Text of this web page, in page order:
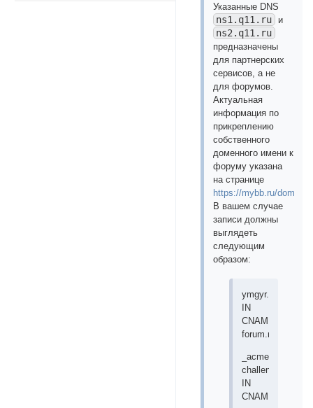
Указанные DNS
ns1.q11.ru и
ns2.q11.ru
предназначены
для партнерских
сервисов, а не
для форумов.
Актуальная
информация по
прикреплению
собственного
доменного имени к
форуму указана
на странице
https://mybb.ru/domain
В вашем случае
записи должны
выглядеть
следующим
образом:
ymgyr.com.
IN
CNAME
forum.mybb.ru.
_acme-
IN
CNAME